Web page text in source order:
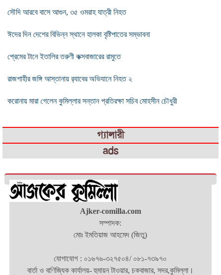
সৌদি আরবে বাসে আগুন, ৩৫ ওমরাহ যাত্রী নিহত
ঈদের দিন দেশের বিভিন্ন স্থানে হালকা বৃষ্টিপাতের সম্ভাবনা
প্রেমের টানে ইতালির তরুণী কক্সবাজারের রামুতে
রাজশাহীর জঙ্গি আস্তানায় র‌্যাবের অভিযানে নিহত ২
করোনায় মারা গেলেন কুমিল্লার সন্তান প্রতিরক্ষা সচিব মোহসীন চৌধুরী
গ্যালারী
ads
Ajker-comilla.com
সম্পাদক:
মোঃ ইমতিয়াজ আহমেদ (জিতু)
যোগাযোগ : ০১৬৭৬-৩২৭৫০৪/ ০৮১-৭৩৯৭০
বার্তা ও বাণিজ্যিক কার্যালয়- হুমায়ন টাওয়ার, চকবাজার, সদর,কুমিল্লা।